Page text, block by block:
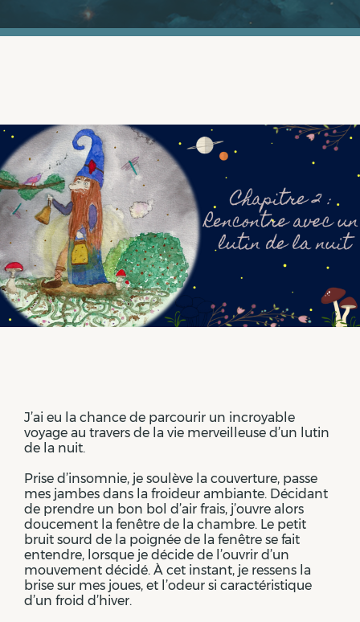
J’ai eu la chance de parcourir un incroyable
voyage au travers de la vie merveilleuse d’un lutin
de la nuit.
Prise d’insomnie, je soulève la couverture, passe
mes jambes dans la froideur ambiante. Décidant
de prendre un bon bol d’air frais, j’ouvre alors
doucement la fenêtre de la chambre. Le petit
bruit sourd de la poignée de la fenêtre se fait
entendre, lorsque je décide de l’ouvrir d’un
mouvement décidé. À cet instant, je ressens la
brise sur mes joues, et l’odeur si caractéristique
d’un froid d’hiver.